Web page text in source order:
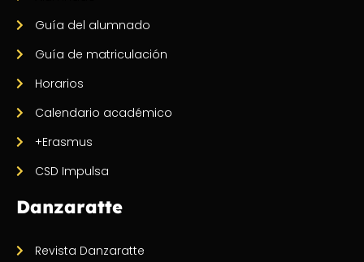
Guía del alumnado
Guía de matriculación
Horarios
Calendario académico
+Erasmus
CSD Impulsa
Danzaratte
Revista Danzaratte